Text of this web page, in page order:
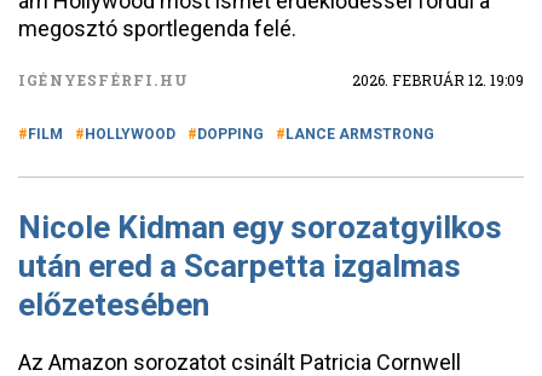
megosztó sportlegenda felé.
IGÉNYESFÉRFI.HU 2026. FEBRUÁR 12. 19:09
FILM HOLLYWOOD DOPPING LANCE ARMSTRONG
Nicole Kidman egy sorozatgyilkos
után ered a Scarpetta izgalmas
előzetesében
Az Amazon sorozatot csinált Patricia Cornwell